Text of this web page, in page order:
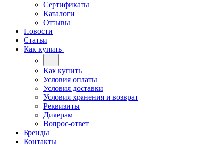
Сертификаты
Каталоги
Отзывы
Новости
Статьи
Как купить
Как купить
Условия оплаты
Условия доставки
Условия хранения и возврат
Реквизиты
Дилерам
Вопрос-ответ
Бренды
Контакты